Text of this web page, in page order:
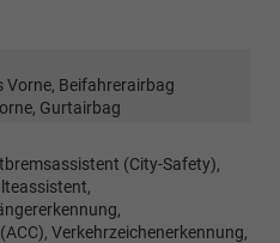
Beifahrerairbag
Gurtairbag
(City-Safety),
Verkehrzeichenerkennung,